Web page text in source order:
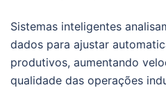
Sistemas inteligentes
dados para ajustar
produtivos, aumentando
qualidade das operações